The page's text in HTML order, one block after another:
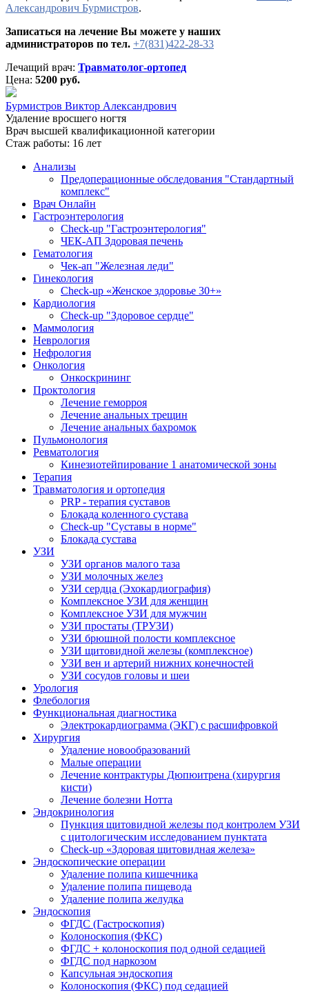
Александрович Бурмистров.
Записаться на лечение Вы можете у наших
администраторов по тел. +7(831)422-28-33
Лечащий врач: Травматолог-ортопед
Цена: 5200 руб.
Бурмистров Виктор Александрович
Удаление вросшего ногтя
Врач высшей квалификационной категории
Стаж работы: 16 лет
Анализы
Предоперационные обследования "Стандартный
комплекс"
Врач Онлайн
Гастроэнтерология
Check-up "Гастроэнтерология"
ЧЕК-АП Здоровая печень
Гематология
Чек-ап "Железная леди"
Гинекология
Check-up «Женское здоровье 30+»
Кардиология
Check-up "Здоровое сердце"
Маммология
Неврология
Нефрология
Онкология
Онкоскрининг
Проктология
Лечение геморроя
Лечение анальных трещин
Лечение анальных бахромок
Пульмонология
Ревматология
Кинезиотейпирование 1 анатомической зоны
Терапия
Травматология и ортопедия
PRP - терапия суставов
Блокада коленного сустава
Check-up "Суставы в норме"
Блокада сустава
УЗИ
УЗИ органов малого таза
УЗИ молочных желез
УЗИ сердца (Эхокардиография)
Комплексное УЗИ для женщин
Комплексное УЗИ для мужчин
УЗИ простаты (ТРУЗИ)
УЗИ брюшной полости комплексное
УЗИ щитовидной железы (комплексное)
УЗИ вен и артерий нижних конечностей
УЗИ сосудов головы и шеи
Урология
Флебология
Функциональная диагностика
Электрокардиограмма (ЭКГ) с расшифровкой
Хирургия
Удаление новообразований
Малые операции
Лечение контрактуры Дюпюитрена (хирургия
кисти)
Лечение болезни Нотта
Эндокринология
Пункция щитовидной железы под контролем УЗИ
с цитологическим исследованием пунктата
Check-up «Здоровая щитовидная железа»
Эндоскопические операции
Удаление полипа кишечника
Удаление полипа пищевода
Удаление полипа желудка
Эндоскопия
ФГДС (Гастроскопия)
Колоноскопия (ФКС)
ФГДС + колоноскопия под одной седацией
ФГДС под наркозом
Капсульная эндоскопия
Колоноскопия (ФКС) под седацией